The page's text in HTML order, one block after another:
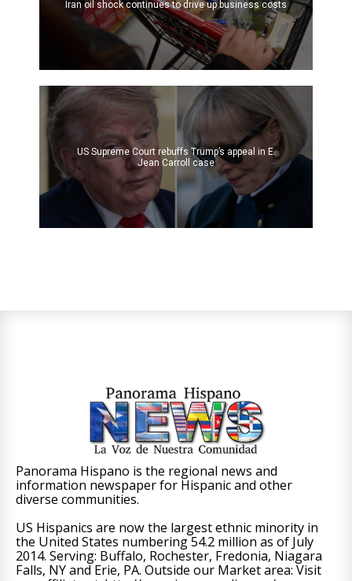
Iran oil shock continues to drive up business costs
US Supreme Court rebuffs Trump’s appeal in E.
Jean Carroll case
Panorama Hispano is the regional news and
information newspaper for Hispanic and other
diverse communities.
US Hispanics are now the largest ethnic minority in
the United States numbering 54.2 million as of July
2014. Serving: Buffalo, Rochester, Fredonia, Niagara
Falls, NY and Erie, PA. Outside our Market area: Visit